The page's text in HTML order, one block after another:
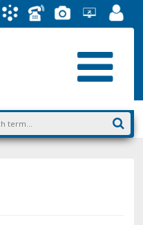
Academic
PhoneGalleryHelpdesk
EUBAPortal